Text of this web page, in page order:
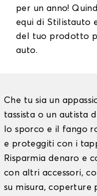
per un anno!
equi di Stilistauto
del tuo prodotto
auto.
Che tu sia un
tassista o un autista
lo sporco e il fango
e proteggiti con i
Risparmia denaro e
con altri accessori,
su misura,